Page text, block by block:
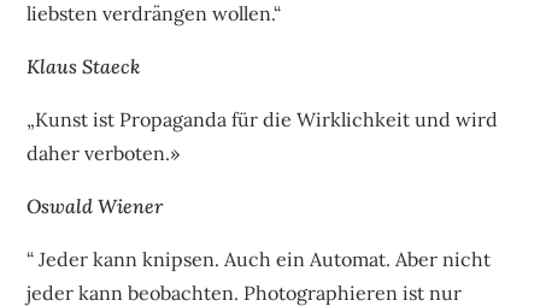
liebsten verdrängen wollen.“
Klaus Staeck
„Kunst ist Propaganda für die Wirklichkeit und wird
daher verboten.»
Oswald Wiener
“ Jeder kann knipsen. Auch ein Automat. Aber nicht
jeder kann beobachten. Photographieren ist nur